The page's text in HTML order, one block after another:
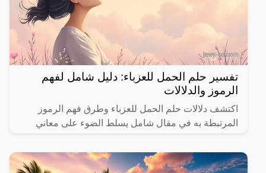
تفسير حلم الحمل للعزباء: دليل شامل لفهم
الرموز والدلالات
اكتشف دلالات حلم الحمل للعزباء وطرق فهم الرموز
المرتبطة به في مقال شامل يسلط الضوء على معاني